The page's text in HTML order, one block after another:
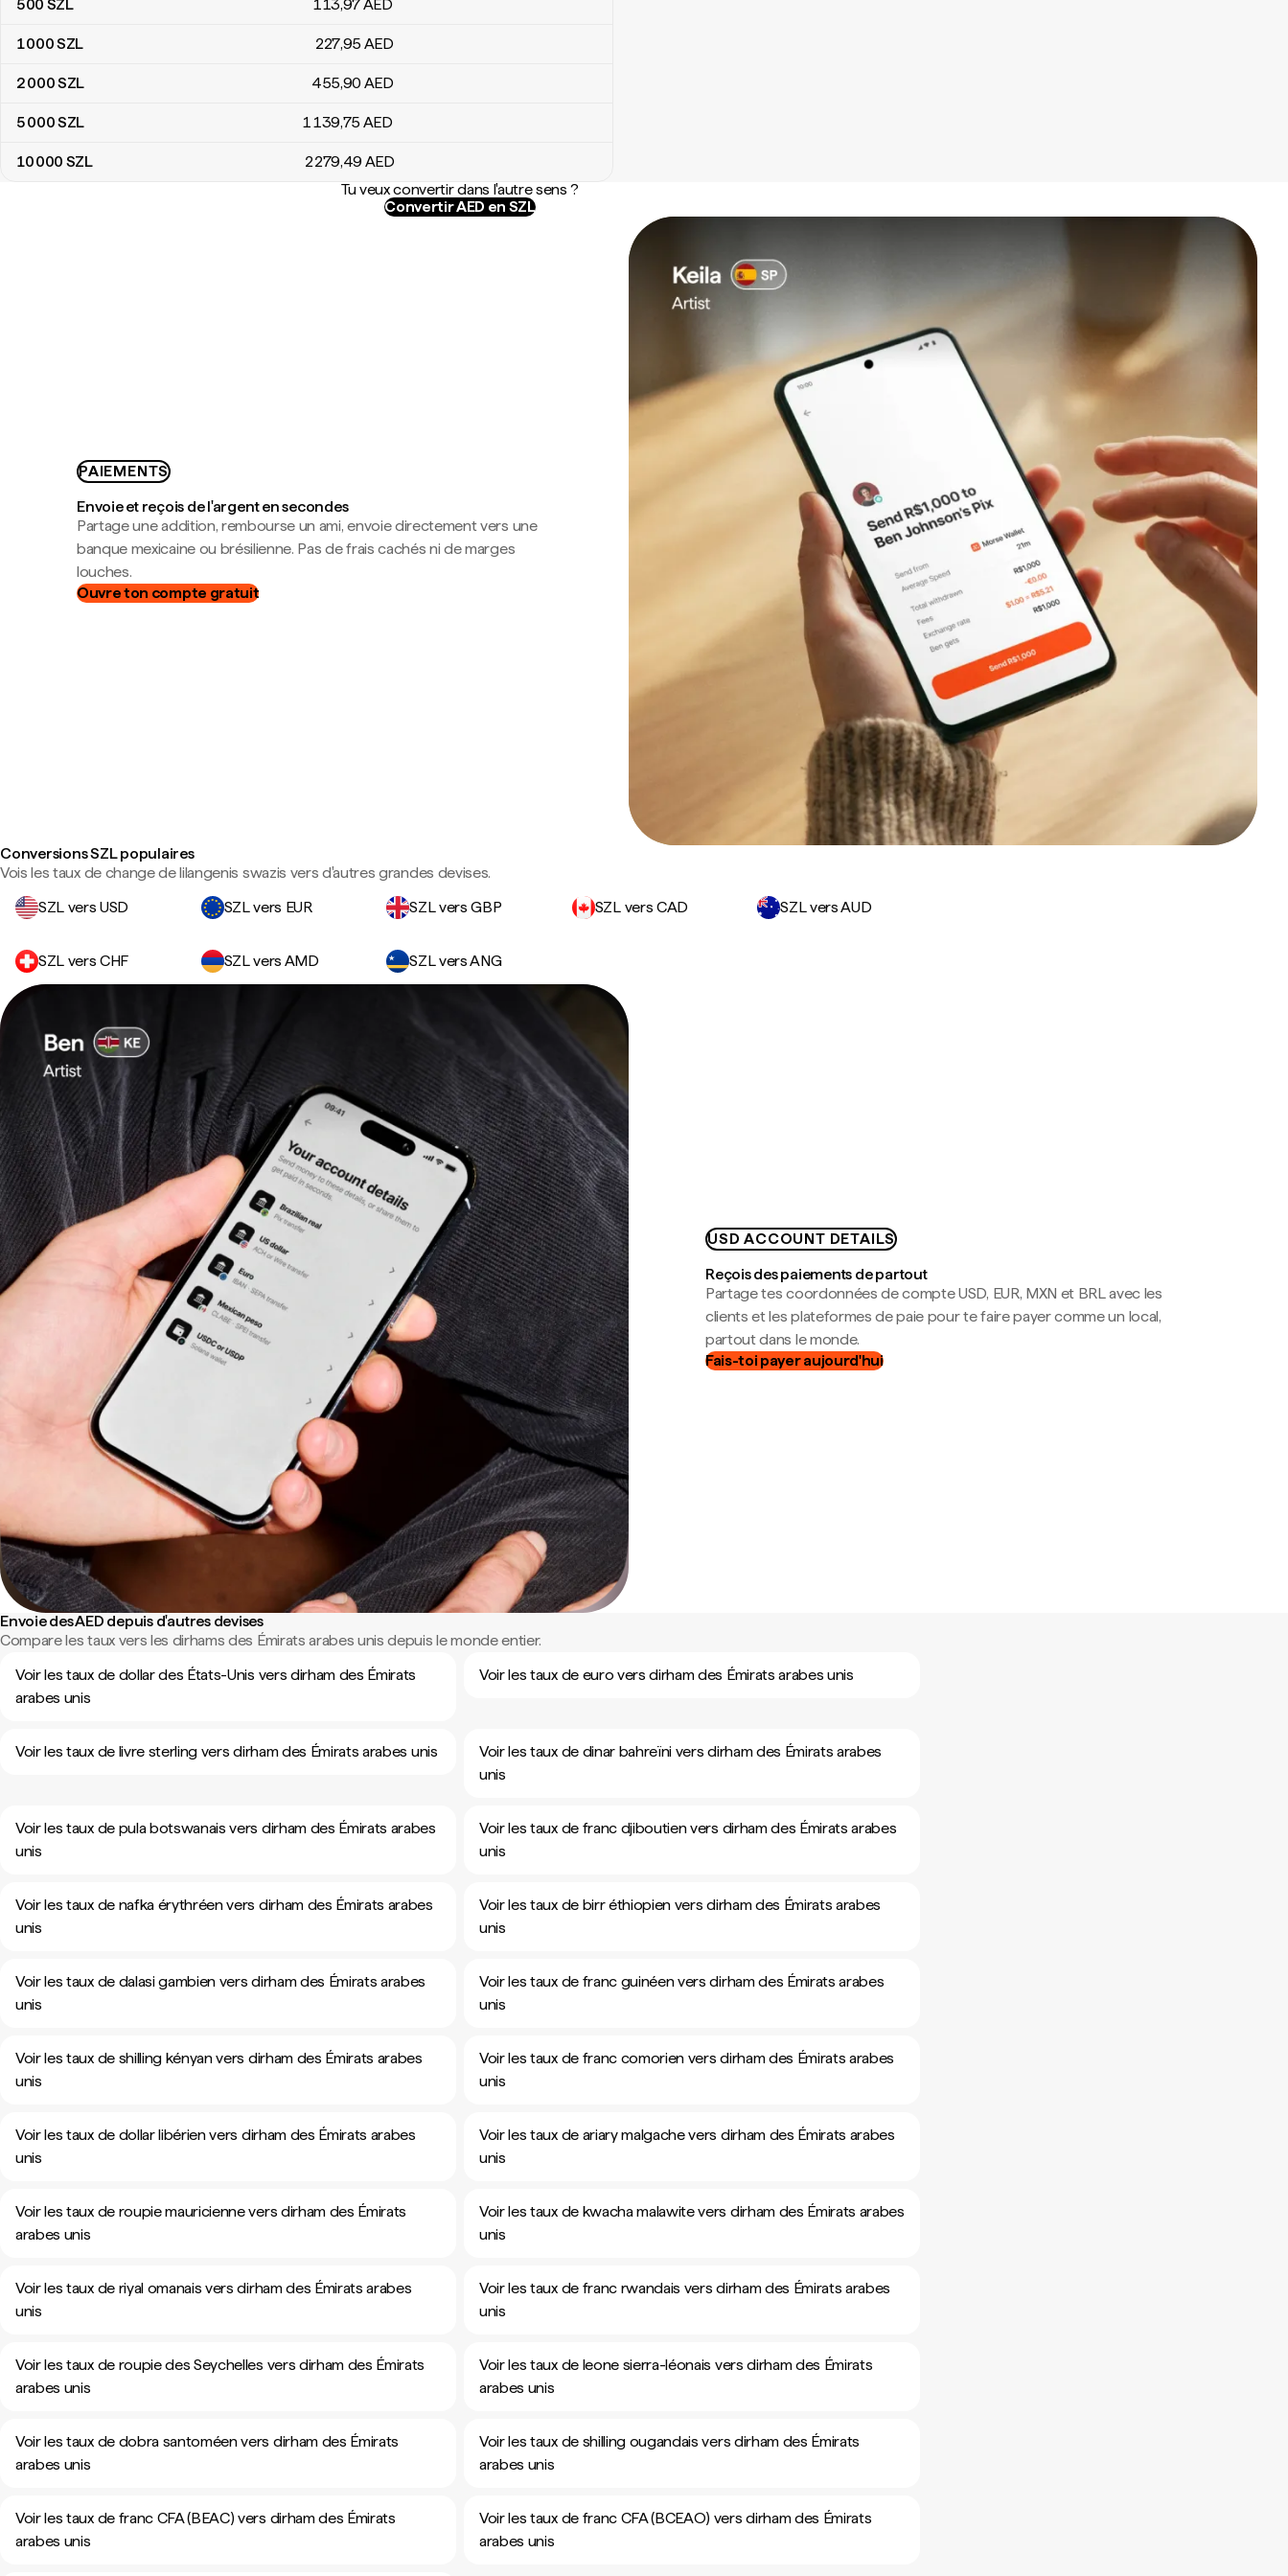
500 SZL 113,97AED
1 000SZL 227,95 AED
2 000SZL 455,90 AED
5 000SZL 1 139,75 AED
10 000 SZL 2 279,49 AED
Tu veux convertir dans l'autre sens ?
Convertir AED en SZL
PAIEMENTS
Envoie et reçois de l'argent en secondes
Partage une addition, rembourse un ami, envoie directement vers une
banque mexicaine ou brésilienne. Pas de frais cachés ni de marges
louches.
Ouvre ton compte gratuit
Conversions SZL populaires
Vois les taux de change de lilangenis swazis vers d'autres grandes devises.
SZL vers USD
SZL vers EUR SZL vers GBP SZL vers CAD SZL vers AUD
SZL vers CHF SZL vers AMD SZL vers ANG
USD ACCOUNT DETAILS
Reçois des paiements de partout
Partage tes coordonnées de compte USD, EUR, MXN et BRL avec les
clients et les plateformes de paie pour te faire payer comme un local,
partout dans le monde.
Fais-toi payer aujourd'hui
Envoie des AED depuis d'autres devises
Compare les taux vers les dirhams des Émirats arabes unis depuis le monde entier.
Voir les taux de dollar des États-Unis vers dirham des Émirats
arabes unis
Voir les taux de euro vers dirham des Émirats arabes unis
Voir les taux de livre sterling vers dirham des Émirats arabes unis
Voir les taux de dinar bahreïni vers dirham des Émirats arabes
unis
Voir les taux de pula botswanais vers dirham des Émirats arabes
unis
Voir les taux de franc djiboutien vers dirham des Émirats arabes
unis
Voir les taux de nafka érythréen vers dirham des Émirats arabes
unis
Voir les taux de birr éthiopien vers dirham des Émirats arabes
unis
Voir les taux de dalasi gambien vers dirham des Émirats arabes
unis
Voir les taux de franc guinéen vers dirham des Émirats arabes
unis
Voir les taux de shilling kényan vers dirham des Émirats arabes
unis
Voir les taux de franc comorien vers dirham des Émirats arabes
unis
Voir les taux de dollar libérien vers dirham des Émirats arabes
unis
Voir les taux de ariary malgache vers dirham des Émirats arabes
unis
Voir les taux de roupie mauricienne vers dirham des Émirats
arabes unis
Voir les taux de kwacha malawite vers dirham des Émirats arabes
unis
Voir les taux de riyal omanais vers dirham des Émirats arabes
unis
Voir les taux de franc rwandais vers dirham des Émirats arabes
unis
Voir les taux de roupie des Seychelles vers dirham des Émirats
arabes unis
Voir les taux de leone sierra-léonais vers dirham des Émirats
arabes unis
Voir les taux de dobra santoméen vers dirham des Émirats
arabes unis
Voir les taux de shilling ougandais vers dirham des Émirats
arabes unis
Voir les taux de franc CFA (BEAC) vers dirham des Émirats
arabes unis
Voir les taux de franc CFA (BCEAO) vers dirham des Émirats
arabes unis